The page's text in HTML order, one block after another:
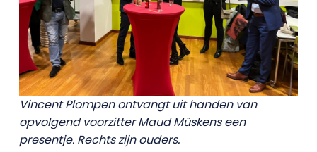
Vincent Plompen ontvangt uit handen van
opvolgend voorzitter Maud Müskens een
presentje. Rechts zijn ouders.